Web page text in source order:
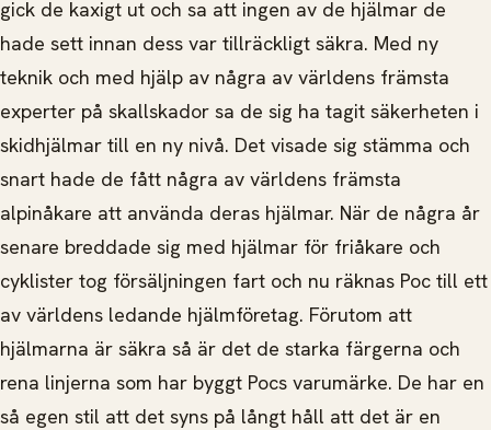
gick de kaxigt ut och sa att ingen av de hjälmar de
hade sett innan dess var tillräckligt säkra. Med ny
teknik och med hjälp av några av världens främsta
experter på skallskador sa de sig ha tagit säkerheten i
skidhjälmar till en ny nivå. Det visade sig stämma och
snart hade de fått några av världens främsta
alpinåkare att använda deras hjälmar. När de några år
senare breddade sig med hjälmar för friåkare och
cyklister tog försäljningen fart och nu räknas Poc till ett
av världens ledande hjälmföretag. Förutom att
hjälmarna är säkra så är det de starka färgerna och
rena linjerna som har byggt Pocs varumärke. De har en
så egen stil att det syns på långt håll att det är en